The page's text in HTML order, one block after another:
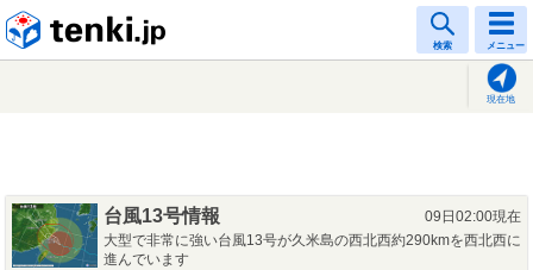
検索 メニュー
現在地
台風13号情報
09日02:00現在
大型で非常に強い台風13号が久米島の西北西約290kmを西北西に
進んでいます